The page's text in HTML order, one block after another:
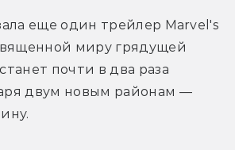
еще один трейлер Marvel's
миру грядущей
почти в два раза
двум новым районам —